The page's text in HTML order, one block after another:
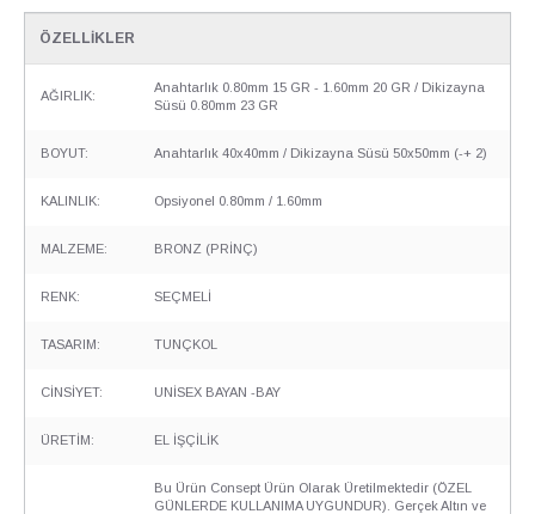
ÖZELLİKLER
AĞIRLIK:
Anahtarlık 0.80mm 15 GR - 1.60mm 20 GR / Dikizayna
Süsü 0.80mm 23 GR
BOYUT: Anahtarlık 40x40mm / Dikizayna Süsü 50x50mm (-+ 2)
KALINLIK: Opsiyonel 0.80mm / 1.60mm
MALZEME: BRONZ (PRİNÇ)
RENK: SEÇMELİ
TASARIM: TUNÇKOL
CİNSİYET: UNİSEX BAYAN -BAY
ÜRETİM: EL İŞÇİLİK
Bu Ürün Consept Ürün Olarak Üretilmektedir (ÖZEL
GÜNLERDE KULLANIMA UYGUNDUR). Gerçek Altın ve